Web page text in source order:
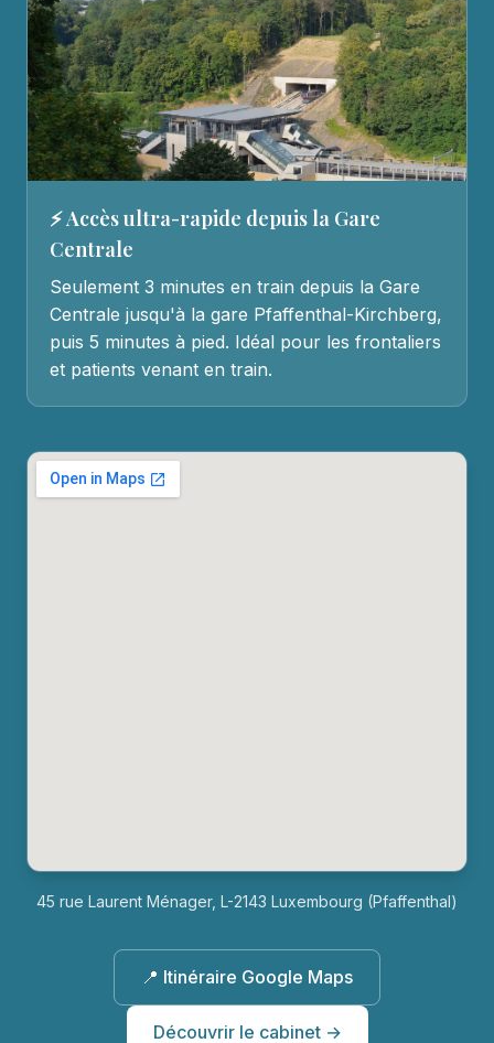
⚡ Accès ultra-rapide depuis la Gare
Centrale
Seulement 3 minutes en train depuis la Gare
Centrale jusqu'à la gare Pfaffenthal-Kirchberg,
puis 5 minutes à pied. Idéal pour les frontaliers
et patients venant en train.
45 rue Laurent Ménager, L-2143 Luxembourg (Pfaffenthal)
📍 Itinéraire Google Maps
Découvrir le cabinet →